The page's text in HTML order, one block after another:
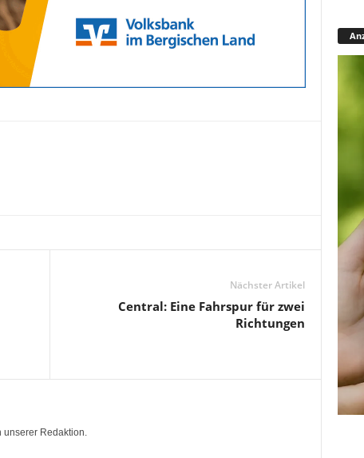
Nächster Artikel
Central: Eine Fahrspur für zwei
Richtungen
unserer Redaktion.